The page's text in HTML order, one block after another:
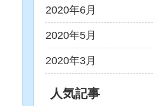
2020年6月
2020年5月
2020年3月
人気記事